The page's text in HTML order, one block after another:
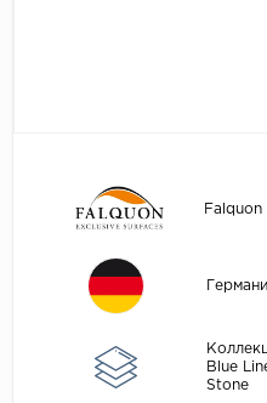
Falquon
Blue
Stone